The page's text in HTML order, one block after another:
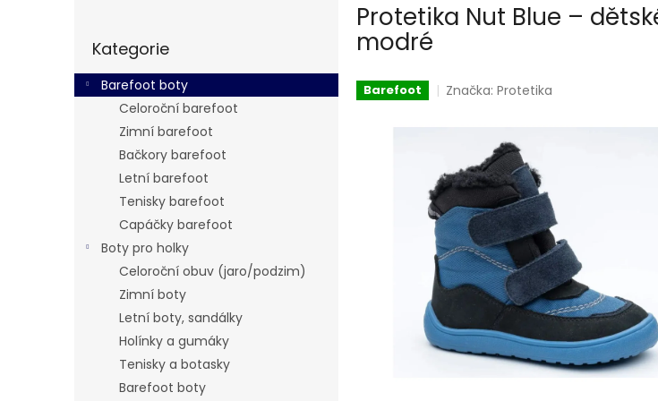
r
a
kategorie
Kategorie
Barefoot boty
Celoroční barefoot
Zimní barefoot
Bačkory barefoot
Letní barefoot
Tenisky barefoot
Capáčky barefoot
Boty pro holky
Celoroční obuv (jaro/podzim)
Zimní boty
Letní boty, sandálky
Holínky a gumáky
Tenisky a botasky
Barefoot boty
Protetika Nut Blue –
modré
Barefoot Značka:Protetika